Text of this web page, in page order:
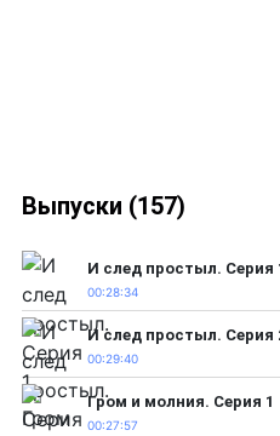
Выпуски (157)
И след простыл. Серия
00:28:34
И след простыл. Серия
00:29:40
Гром и молния. Серия 1
00:27:57